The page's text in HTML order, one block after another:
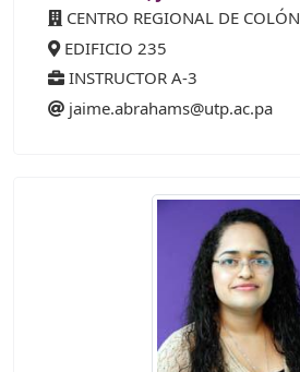
CENTRO REGIONAL DE COLÓN
EDIFICIO 235
INSTRUCTOR A-3
jaime.abrahams@utp.ac.pa